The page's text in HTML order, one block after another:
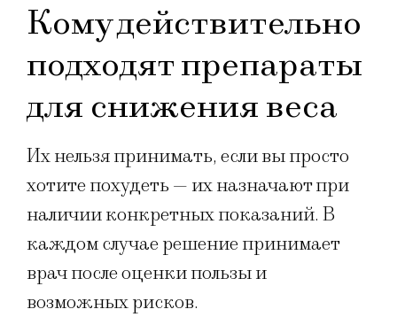
Кому действительно
подходят препараты
для снижения веса
Их нельзя принимать, если вы просто
хотите похудеть — их назначают при
наличии конкретных показаний. В
каждом случае решение принимает
врач после оценки пользы и
возможных рисков.